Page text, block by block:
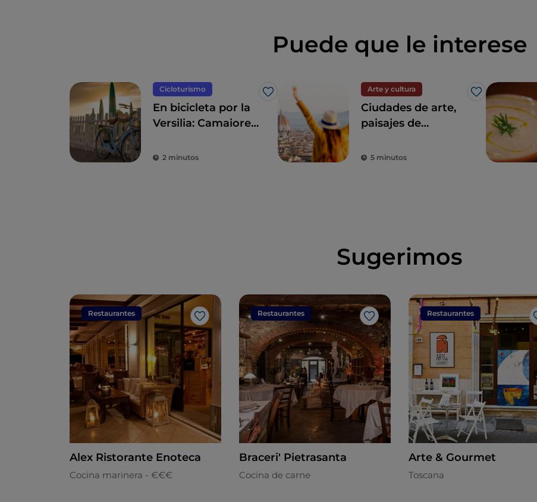
Puede que le interese
Cicloturismo
Me gusta
En bicicleta por la
Versilia: Camaiore,
dei Marmi y
2 minutos
Arte y cultura
Me gusta
Ciudades de arte,
paisajes de
comida: Toscana es
5 minutos
Sugerimos
Restaurantes
Me gusta
Alex Ristorante Enoteca
Cocina marinera - €€€
Restaurantes
Me gusta
Braceri' Pietrasanta
Cocina de carne
Restaurantes
Arte & Gourmet
Toscana